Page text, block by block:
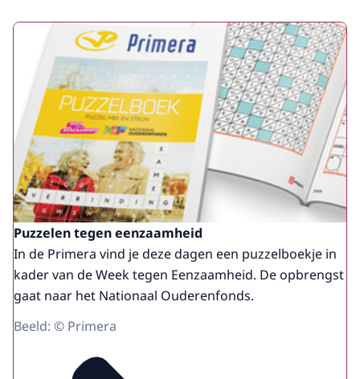
Puzzelen tegen eenzaamheid
In de Primera vind je deze dagen een puzzelboekje in
kader van de Week tegen Eenzaamheid. De opbrengst
gaat naar het Nationaal Ouderenfonds.
Beeld: © Primera